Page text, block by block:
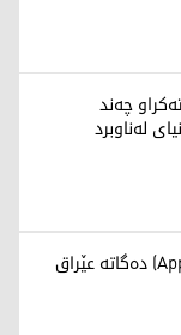
چەند
لەناوبرد